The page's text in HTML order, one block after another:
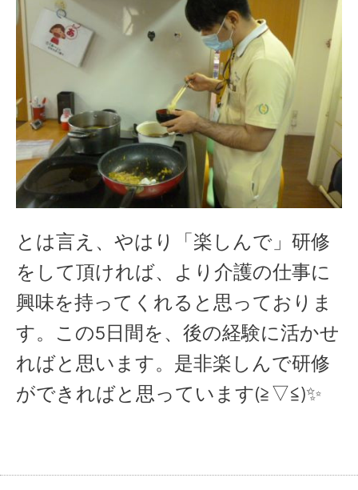
とは言え、やはり「楽しんで」研修
をして頂ければ、より介護の仕事に
興味を持ってくれると思っておりま
す。この5日間を、後の経験に活かせ
ればと思います。是非楽しんで研修
ができればと思っています(≧▽≦)✨